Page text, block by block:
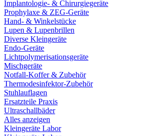
Implantologie- & Chirurgiegeräte
Prophylaxe & ZEG-Geräte
Hand- & Winkelstücke
Lupen & Lupenbrillen
Diverse Kleingeräte
Endo-Geräte
Lichtpolymerisationsgeräte
Mischgeräte
Notfall-Koffer & Zubehör
Thermodesinfektor-Zubehör
Stuhlauflagen
Ersatzteile Praxis
Ultraschallbäder
Alles anzeigen
Kleingeräte Labor